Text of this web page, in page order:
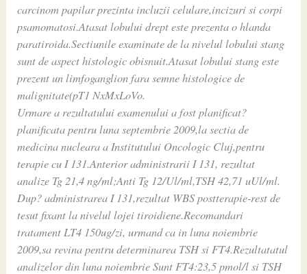
carcinom papilar prezinta incluzii celulare,incizuri si corpi
psamomatosi.Atasat lobului drept este prezenta o hlanda
paratiroida.Sectiunile examinate de la nivelul lobului stang
sunt de aspect histologic obisnuit.Atasat lobului stang este
prezent un limfoganglion fara semne histologice de
malignitate(pT1 NxMxLoVo.
Urmare a rezultatului examenului a fost planificat?
planificata pentru luna septembrie 2009,la sectia de
medicina nucleara a Institutului Oncologic Cluj,pentru
terapie cu I 131.Anterior administrarii I 131, rezultat
analize Tg 21,4 ng/ml;Anti Tg 12/Ul/ml,TSH 42,71 uUl/ml.
Dup? administrarea I 131,rezultat WBS postterapie-rest de
tesut fixant la nivelul lojei tiroidiene.Recomandari
tratament LT4 150ug/zi, urmand ca in luna noiembrie
2009,sa revina pentru determinarea TSH si FT4.Rezultatatul
analizelor din luna noiembrie Sunt FT4:23,5 pmol/l si TSH